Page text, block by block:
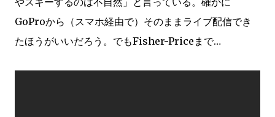
GoProから（スマホ経由で）そのままライブ配信でき
たほうがいいだろう。でもFisher-Priceまで…